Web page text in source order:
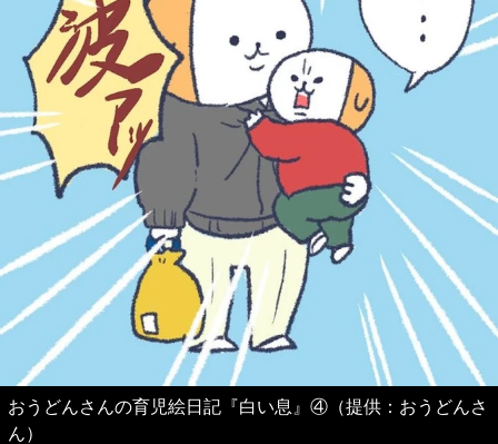
おうどんさんの育児絵日記『白い息』④（提供：おうどんさ
ん）